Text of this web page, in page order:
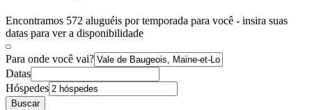
Encontramos 572 aluguéis por temporada para você - insira suas
datas para ver a disponibilidade
Para onde você vai?
Datas
Hóspedes
Buscar